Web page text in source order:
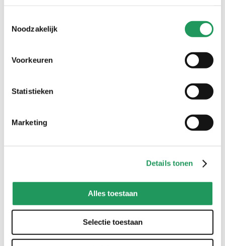
Noodzakelijk
Voorkeuren
Statistieken
Marketing
Details tonen
Alles toestaan
Selectie toestaan
LEUCHTTURM1917 -
Mijn Bullet Journal -
Japan